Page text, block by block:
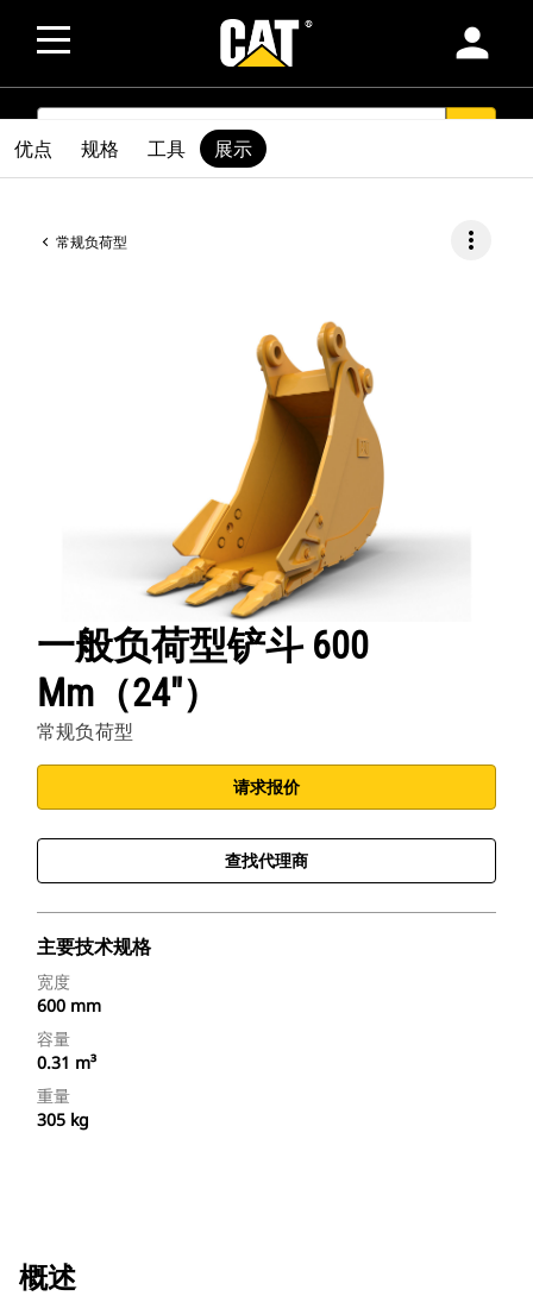
person
SEARCH
常规负荷型 more_vert
一般负荷型铲斗 600
Mm（24"）
常规负荷型
请求报价
查找代理商
主要技术规格
宽度
600 mm
容量
0.31 m³
重量
305 kg
优点 规格 工具 展示
概述